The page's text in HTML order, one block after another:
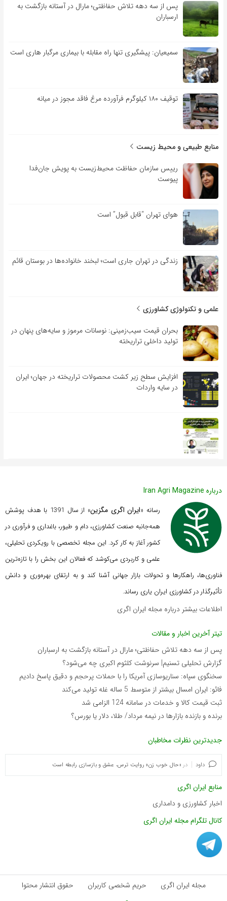
پس از سه دهه تلاش حفاظتی؛ مارال در آستانه بازگشت به
ارسباران
سمیعیان: پیشگیری تنها راه مقابله با بیماری مرگبار هاری است
توقیف ۱۸۰ کیلوگرم فرآورده مرغ فاقد مجوز در میانه
منابع طبیعی و محیط زیست
رییس سازمان حفاظت محیط‌زیست به پویش جان‌فدا
پیوست
هوای تهران “قابل قبول” است
زندگی در تهران جاری است؛ لبخند خانواده‌ها در بوستان قائم
علمی و تکنولوژی کشاورزی
بحران قیمت سیب‌زمینی: نوسانات مرموز و سایه‌های پنهان در
تولید داخلی تراریخته
افزایش سطح زیر کشت محصولات تراریخته در جهان؛ ایران
در سایه واردات
درباره Iran Agri Magazine
رسانه «ایران اگری مگزین
» از سال 1391 با هدف پوشش
همه‌جانبه صنعت کشاورزی، دام و طیور، باغداری و فرآوری در
کشور آغاز به کار کرد. این مجله تخصصی با رویکردی تحلیلی،
علمی و کاربردی می‌کوشد که فعالان این بخش را با تازه‌ترین
فناوری‌ها، راهکارها و تحولات بازار جهانی آشنا کند و به ارتقای بهره‌وری و دانش
تأثیرگذار در کشاورزی ایران یاری رساند.
اطلاعات بیشتر درباره مجله ایران اگری
تیتر آخرین اخبار و مقالات
پس از سه دهه تلاش حفاظتی؛ مارال در آستانه بازگشت به ارسباران
گزارش تحلیلی تسنیم| سرنوشت کلثوم اکبری چه می‌شود؟
سخنگوی سپاه: سناریوسازی آمریکا را با حملات پرحجم‌‌ و دقیق‌ پاسخ دادیم
فائو: ایران امسال بیشتر از متوسط 5 ساله غله تولید می‌کند
ثبت قیمت کالا و خدمات در سامانه 124 الزامی شد
برنده‌ و بازنده بازارها در نیمه مرداد/ طلا، دلار یا بورس؟
جدیدترین نظرات مخاطبان
داود در «حال خوب زن» روایت ترس، عشق و بازسازی رابطه است
منابع ایران اگری
اخبار کشاورزی و دامداری
کانال تلگرام مجله ایران اگری
مجله ایران اگری حریم شخصی کاربران حقوق انتشار محتوا